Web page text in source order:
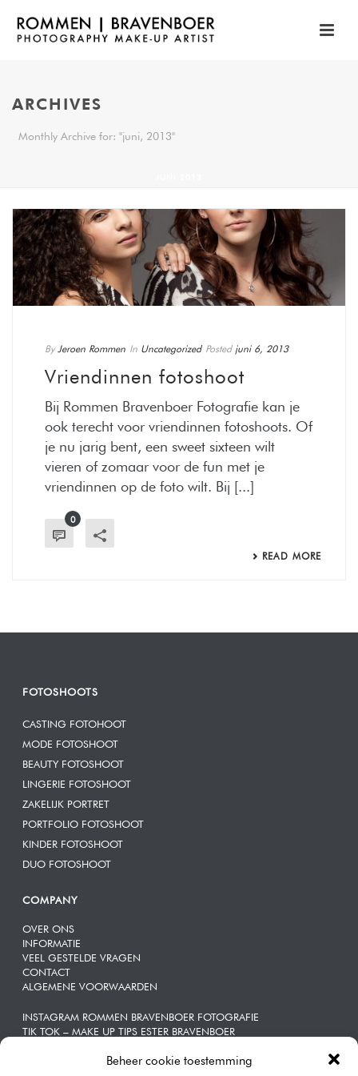
Beheer cookie toestemming
ARCHIVES
Monthly Archive for: "juni, 2013"
By Jeroen Rommen In Uncategorized Posted juni 6, 2013
Vriendinnen fotoshoot
Bij Rommen Bravenboer Fotografie kan je
ook terecht voor vriendinnen fotoshoots. Of
je nu jarig bent, een sweet sixteen wilt
vieren of zomaar voor de fun met je
vriendinnen op de foto wilt. Bij [...]
0
READ MORE
FOTOSHOOTS
CASTING FOTOHOOT
MODE FOTOSHOOT
BEAUTY FOTOSHOOT
LINGERIE FOTOSHOOT
ZAKELIJK PORTRET
PORTFOLIO FOTOSHOOT
KINDER FOTOSHOOT
DUO FOTOSHOOT
COMPANY
OVER ONS
INFORMATIE
VEEL GESTELDE VRAGEN
CONTACT
ALGEMENE VOORWAARDEN
INSTAGRAM ROMMEN BRAVENBOER FOTOGRAFIE
TIK TOK – MAKE UP TIPS ESTER BRAVENBOER
ZAKELIJKE | PORTRETTEN